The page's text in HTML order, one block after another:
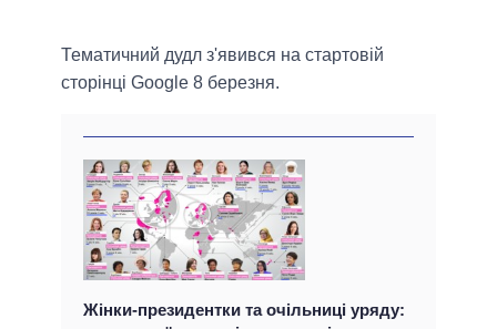
Тематичний дудл з'явився на стартовій
сторінці Google 8 березня.
Жінки-президентки та очільниці уряду: